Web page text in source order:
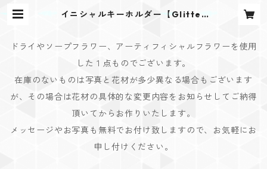
イニシャルキーホルダー【Glitter
ドライやソープフラワー、アーティフィシャルフラワーを使用
した１点ものでございます。
在庫のないものは写真と花材が多少異なる場合もございます
が、その場合は花材の具体的な変更内容をお知らせしてご納得
頂いてからお作りいたします。
メッセージやお写真も無料でお付け致しますので、お気軽にお
申し付けください。